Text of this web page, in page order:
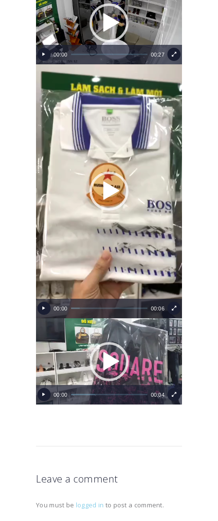
00:00 00:27
00:00 00:06
Player
00:00 00:04
Leave a comment
You must be logged in to post a comment.